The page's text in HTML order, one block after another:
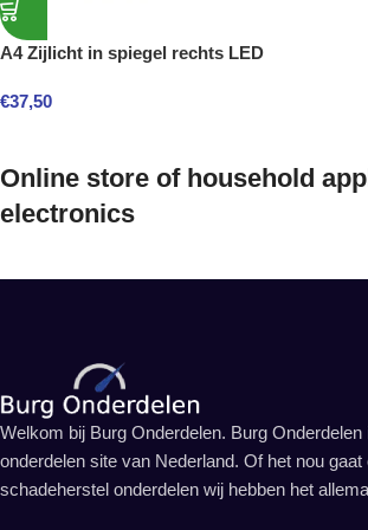
A4 Zijlicht in spiegel rechts LED
€37,50
Online store of household
electronics
Welkom bij Burg Onderdelen. Burg Onderdelen
onderdelen site van Nederland. Of het nou gaat
schadeherstel onderdelen wij hebben het